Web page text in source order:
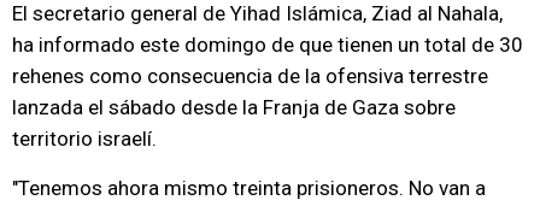
El secretario general de Yihad Islámica, Ziad al Nahala,
ha informado este domingo de que tienen un total de 30
rehenes como consecuencia de la ofensiva terrestre
lanzada el sábado desde la Franja de Gaza sobre
territorio israelí.
"Tenemos ahora mismo treinta prisioneros. No van a